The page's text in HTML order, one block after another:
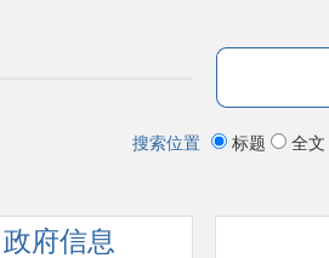
搜索位置 标题 全文
政府信息